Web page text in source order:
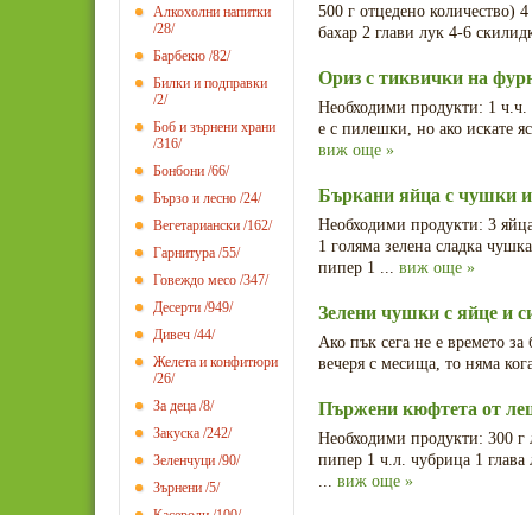
Алкохолни напитки
/28/
Барбекю /82/
Билки и подправки
/2/
Боб и зърнени храни
/316/
Бонбони /66/
Бързо и лесно /24/
Вегетариански /162/
Гарнитура /55/
Говеждо месо /347/
Десерти /949/
Дивеч /44/
Желета и конфитюри
/26/
За деца /8/
Закуска /242/
Зеленчуци /90/
Зърнени /5/
500 г отцедено количество)
бахар 2 глави лук 4-6
Ориз с тиквички на
Необходими продукти: 1
е с пилешки, но ако искате
виж още »
Бъркани яйца с чушки и
Необходими продукти: 3
1 голяма зелена сладка
пипер 1 ... виж още »
Зелени чушки с яйце и
Ако пък сега не е времето
вечеря с месища, то няма
Пържени кюфтета от
Необходими продукти: 300 г
пипер 1 ч.л. чубрица 1 глава
... виж още »